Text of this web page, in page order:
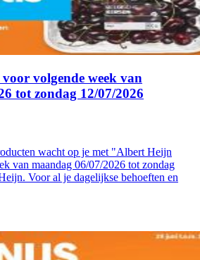
volgende week van
tot zondag 12/07/2026
wacht op je met "Albert Heijn
van maandag 06/07/2026 tot zondag
Voor al je dagelijkse behoeften en